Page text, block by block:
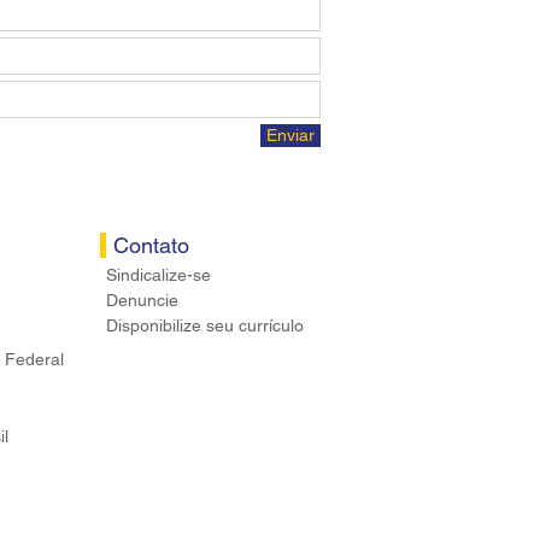
Enviar
Federal
Contato
Sindicalize-se
Denuncie
Disponibilize seu currículo